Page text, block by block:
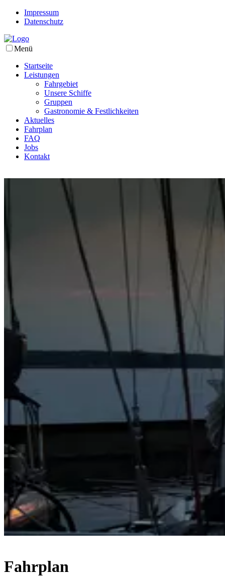
Impressum
Datenschutz
Menü
Startseite
Leistungen
Fahrgebiet
Unsere Schiffe
Gruppen
Gastronomie & Festlichkeiten
Aktuelles
Fahrplan
FAQ
Jobs
Kontakt
Fahrplan